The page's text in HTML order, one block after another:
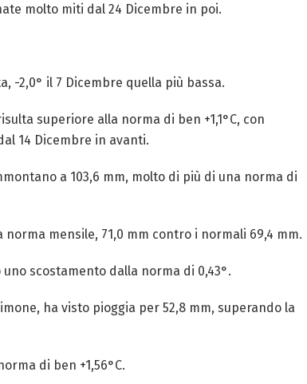
molto miti dal 24 Dicembre in poi.
-2,0° il 7 Dicembre quella più bassa.
superiore alla norma di ben +1,1°C, con
14 Dicembre in avanti.
a 103,6 mm, molto di più di una norma di
mensile, 71,0 mm contro i normali 69,4 mm.
scostamento dalla norma di 0,43°.
ha visto pioggia per 52,8 mm, superando la
di ben +1,56°C.